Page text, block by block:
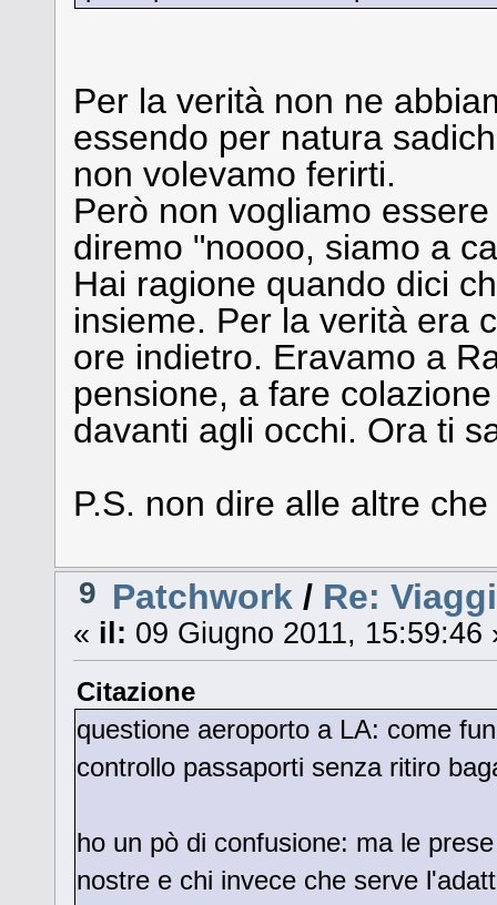
Per la verità non ne
essendo per natura
non volevamo ferirti.
Però non vogliamo
diremo "noooo, siamo a
Hai ragione quando dici
insieme. Per la verità era
ore indietro. Eravamo a
pensione, a fare
davanti agli occhi. Ora ti
P.S. non dire alle altre
9 Patchwork / Re:
« il: 09 Giugno 2011, 15:59:46
Citazione
questione aeroporto a LA: come
controllo passaporti senza ritiro
ho un pò di confusione: ma le
nostre e chi invece che serve